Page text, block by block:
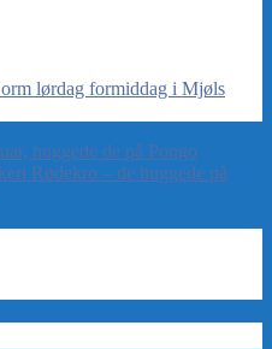
lørdag formiddag i Mjøls
huggede de på Pongo
Rødekro – de huggede på